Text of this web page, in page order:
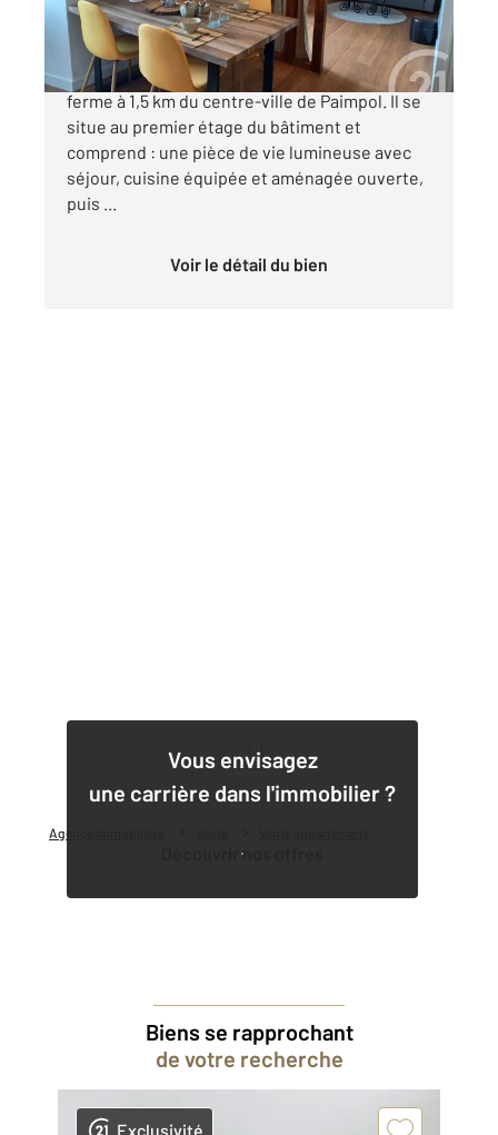
Agence immobilière
Appartement 2 pièces dans un ancien corps de
ferme à 1,5 km du centre-ville de Paimpol. Il se
situe au premier étage du bâtiment et
comprend : une pièce de vie lumineuse avec
séjour, cuisine équipée et aménagée ouverte,
puis ...
Voir le détail du bien
Vous envisagez
une carrière dans l'immobilier ?
Découvrir nos offres
1
Biens se rapprochant
de votre recherche
Exclusivité